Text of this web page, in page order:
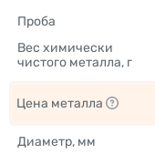
Проба
Вес химически
чистого металла, г
Цена металла
Диаметр, мм